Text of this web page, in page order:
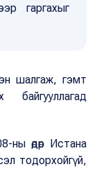
гаргахыг
шалгаж, гэмт
ны өдөр Истана
тодорхойгүй,